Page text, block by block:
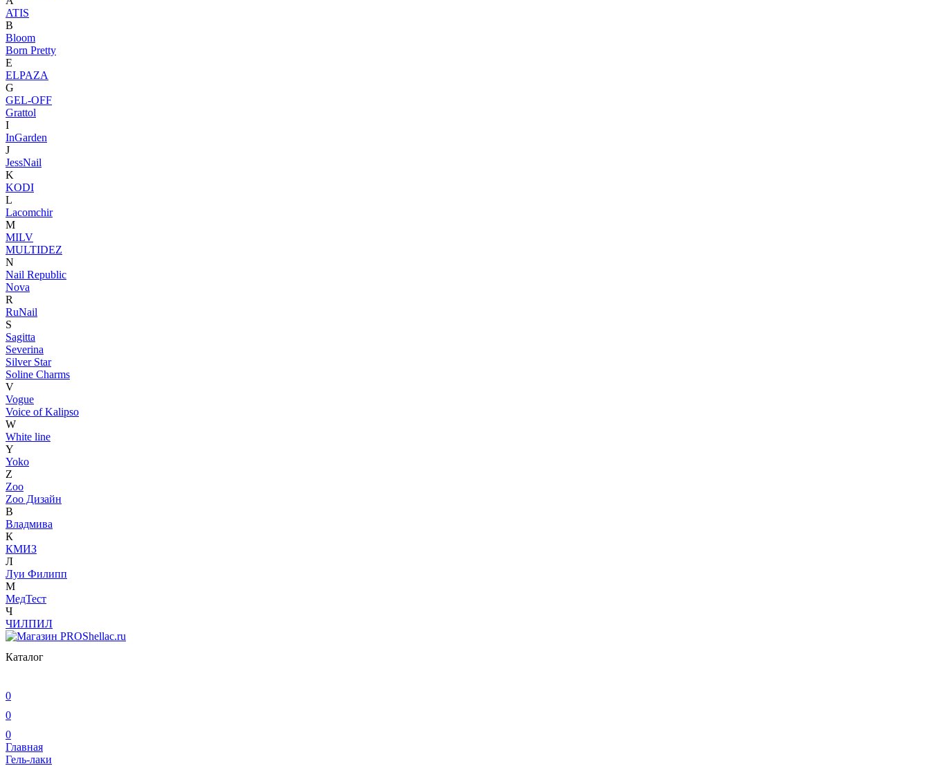
ATIS
B
Bloom
Born Pretty
E
ELPAZA
G
GEL-OFF
Grattol
I
InGarden
J
JessNail
K
KODI
L
Lacomchir
M
MILV
MULTIDEZ
N
Nail Republic
Nova
R
RuNail
S
Sagitta
Severina
Silver Star
Soline Charms
V
Vogue
Voice of Kalipso
W
White line
Y
Yoko
Z
Zoo
Zoo Дизайн
В
Владмива
К
КМИЗ
Л
Луи Филипп
М
МедТест
Ч
ЧИЛПИЛ
Каталог
0
0
0
Главная
Гель-лаки